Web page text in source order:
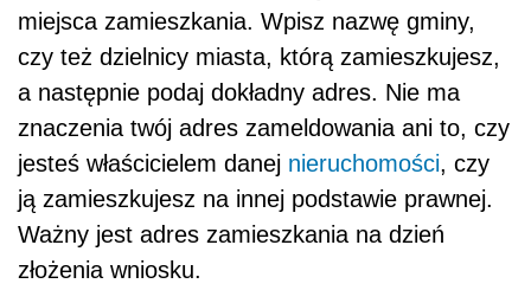
miejsca zamieszkania. Wpisz nazwę gminy,
czy też dzielnicy miasta, którą zamieszkujesz,
a następnie podaj dokładny adres. Nie ma
znaczenia twój adres zameldowania ani to, czy
jesteś właścicielem danej nieruchomości, czy
ją zamieszkujesz na innej podstawie prawnej.
Ważny jest adres zamieszkania na dzień
złożenia wniosku.